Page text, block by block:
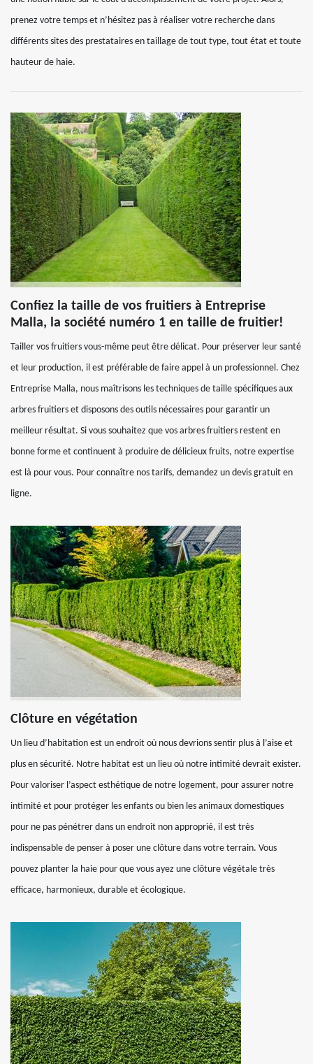
prenez votre temps et n’hésitez pas à réaliser votre recherche dans
différents sites des prestataires en taillage de tout type, tout état et toute
hauteur de haie.
Confiez la taille de vos fruitiers à Entreprise
Malla, la société numéro 1 en taille de fruitier!
Tailler vos fruitiers vous-même peut être délicat. Pour préserver leur santé
et leur production, il est préférable de faire appel à un professionnel. Chez
Entreprise Malla, nous maîtrisons les techniques de taille spécifiques aux
arbres fruitiers et disposons des outils nécessaires pour garantir un
meilleur résultat. Si vous souhaitez que vos arbres fruitiers restent en
bonne forme et continuent à produire de délicieux fruits, notre expertise
est là pour vous. Pour connaître nos tarifs, demandez un devis gratuit en
ligne.
Clôture en végétation
Un lieu d’habitation est un endroit où nous devrions sentir plus à l’aise et
plus en sécurité. Notre habitat est un lieu où notre intimité devrait exister.
Pour valoriser l’aspect esthétique de notre logement, pour assurer notre
intimité et pour protéger les enfants ou bien les animaux domestiques
pour ne pas pénétrer dans un endroit non approprié, il est très
indispensable de penser à poser une clôture dans votre terrain. Vous
pouvez planter la haie pour que vous ayez une clôture végétale très
efficace, harmonieux, durable et écologique.